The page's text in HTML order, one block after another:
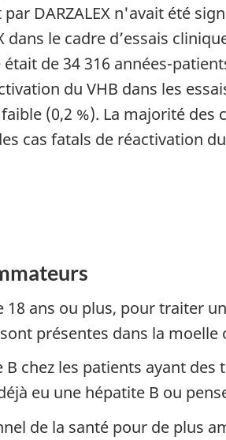
DARZALEX n'avait été
le cadre d’essais
de 34 316 années-
du VHB dans les
(0,2 %). La majorité
cas fatals de réactivation
18 ans ou plus, pour traiter
présentes dans la moelle
chez les patients ayant
eu une hépatite B ou
de la santé pour de plus